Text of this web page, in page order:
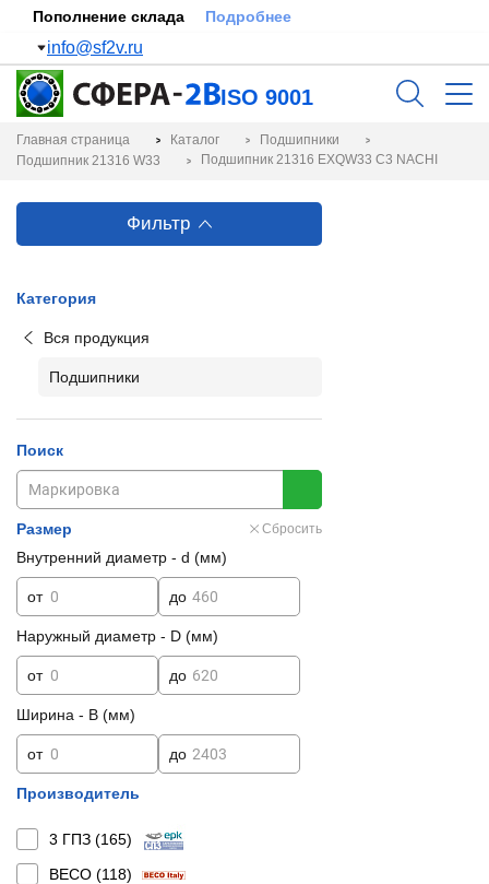
Пополнение склада Подробнее
info@sf2v.ru
ISO 9001
Главная страница Каталог
Подшипники
Подшипник 21316 W33
Подшипник 21316 EXQW33 C3 NACHI
Фильтр
Категория
Вся продукция
Подшипники
Поиск
Размер Сбросить
Внутренний диаметр - d (мм)
от до
Наружный диаметр - D (мм)
от до
Ширина - B (мм)
от до
Производитель
3 ГПЗ (165)
BECO (118)